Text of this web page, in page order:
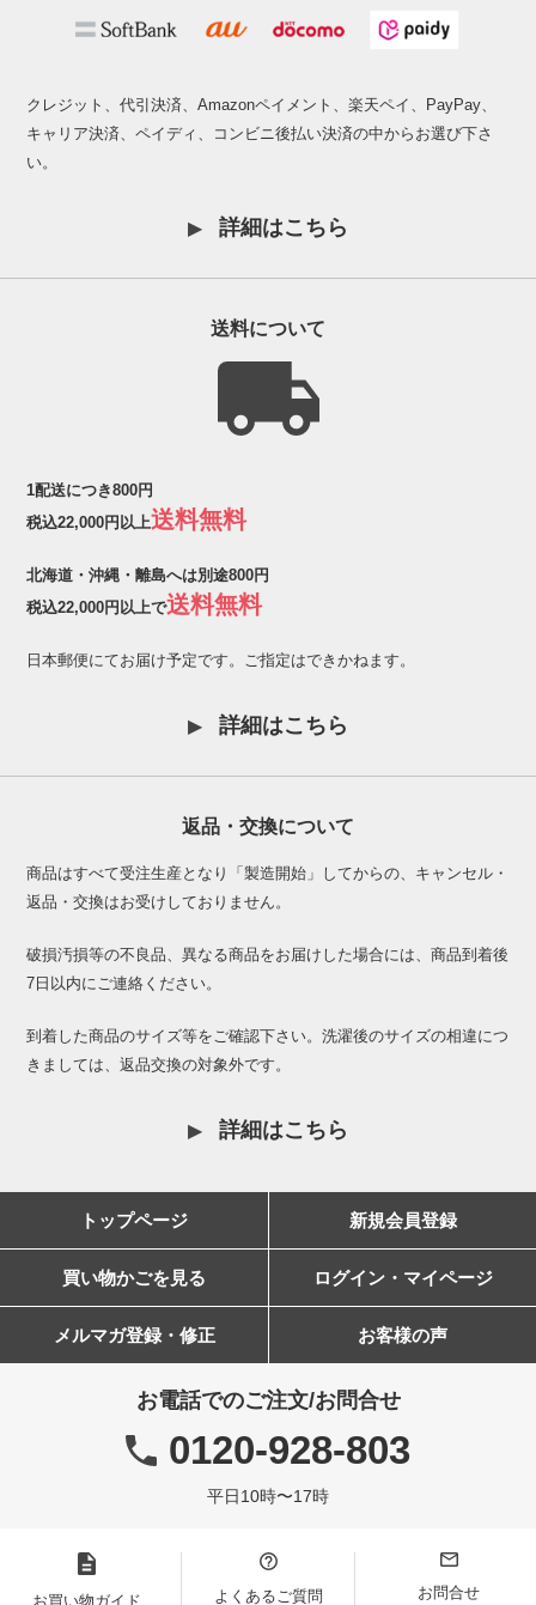
クレジット、代引決済、Amazonペイメント、楽天ペイ、PayPay、
キャリア決済、ペイディ、コンビニ後払い決済の中からお選び下さ
い。
詳細はこちら
送料について
1配送につき800円
税込22,000円以上送料無料
北海道・沖縄・離島へは別途800円
税込22,000円以上で送料無料
日本郵便にてお届け予定です。ご指定はできかねます。
詳細はこちら
返品・交換について
商品はすべて受注生産となり「製造開始」してからの、キャンセル・
返品・交換はお受けしておりません。
破損汚損等の不良品、異なる商品をお届けした場合には、商品到着後
7日以内にご連絡ください。
到着した商品のサイズ等をご確認下さい。洗濯後のサイズの相違につ
きましては、返品交換の対象外です。
詳細はこちら
トップページ 新規会員登録
買い物かごを見る ログイン・マイページ
メルマガ登録・修正 お客様の声
お電話でのご注文/お問合せ
0120-928-803
平日10時〜17時
お買い物ガイド よくあるご質問 お問合せ